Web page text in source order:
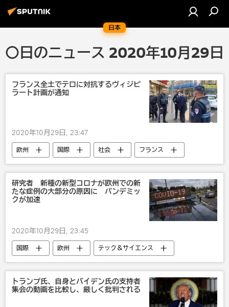
日本
〇日のニュース 2020年10月29日
フランス全土でテロに対抗するヴィジピ
ラート計画が通知
2020年10月29日, 23:47
欧州 国際 社会
フランス
テロ
テロ事件
研究者 新種の新型コロナが欧州での新
たな症例の大部分の原因に パンデミッ
クが加速
2020年10月29日, 23:45
国際 欧州
テック＆サイエンス
社会
新型コロナウイルス 欧州
トランプ氏、自身とバイデン氏の支持者
集会の動画を比較し、厳しく批判される